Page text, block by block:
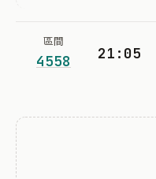
區間
4558 21:05